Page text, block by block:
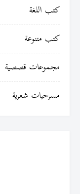
كتب اللغة
كتب متنوعة
مجموعات قصصية
مسرحيات شعرية